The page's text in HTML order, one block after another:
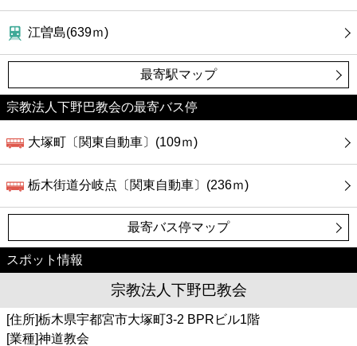
江曽島(639ｍ)
最寄駅マップ
宗教法人下野巴教会の最寄バス停
大塚町〔関東自動車〕(109ｍ)
栃木街道分岐点〔関東自動車〕(236ｍ)
最寄バス停マップ
スポット情報
宗教法人下野巴教会
[住所]栃木県宇都宮市大塚町3-2 BPRビル1階
[業種]神道教会